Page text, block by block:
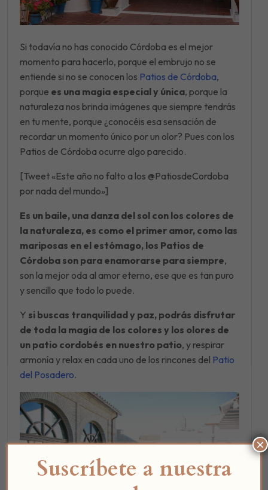
Si todavía no has conocido Córdoba es el mejor
momento para hacerlo, porque el embrujo no se
entiende si no se conocen los Patios de Córdoba,
porque es una magia especial y única, porque la
naturaleza nos brinda imágenes que siempre tendrás
en tu mente, porque ¿conocéis esa sensación de
recordar un momento único por un olor? Pues con los
Patios de Córdoba ocurre algo parecido.
[Tweet «Este año no falto a los @PatiosdeCordoba
por nada del mundo»]
Es un baile, una danza del sol con los colores de
la naturaleza, es como el primer amor, como las
mariposas en el estómago, los Patios de
Córdoba son para enamorarse para siempre,
son la mejor oda al amor eterno, ese que es tan puro
y sencillo que todo lo puede.
Y si buscas tranquilidad y paz, podrás disfrutar
de toda la magia de los colores y los olores de
un patio cordobés en nuestro patio, y respirar
armonía y relax en cada uno de los rincones del Patio
del Posadero.
Suscríbete a nuestra
×